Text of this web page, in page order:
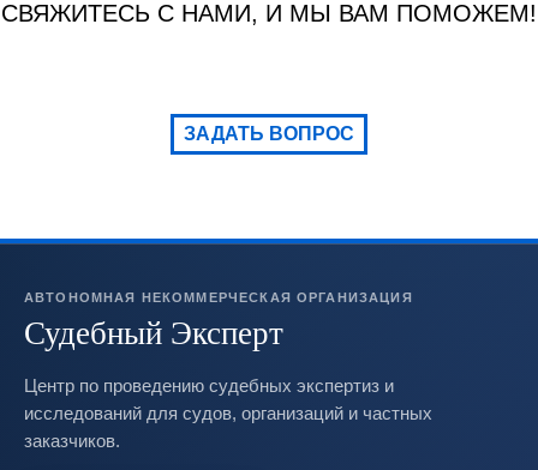
СВЯЖИТЕСЬ С НАМИ, И МЫ ВАМ ПОМОЖЕМ!
ЗАДАТЬ ВОПРОС
АВТОНОМНАЯ НЕКОММЕРЧЕСКАЯ ОРГАНИЗАЦИЯ
Судебный Эксперт
Центр по проведению судебных экспертиз и
исследований для судов, организаций и частных
заказчиков.